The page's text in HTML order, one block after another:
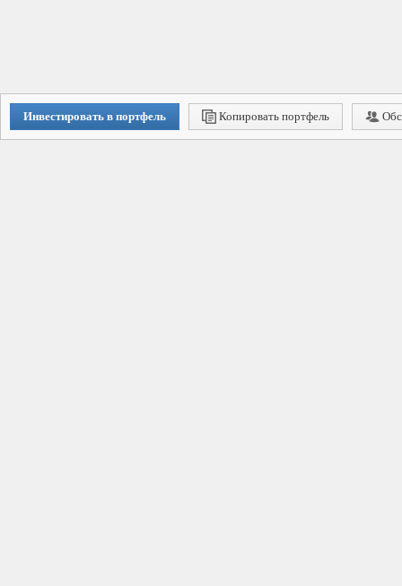
Инвестировать в портфель Копировать портфель